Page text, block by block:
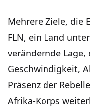
Mehrere Ziele, die
FLN, ein Land
verändernde
Geschwindigkeit,
Präsenz der
Afrika-Korps